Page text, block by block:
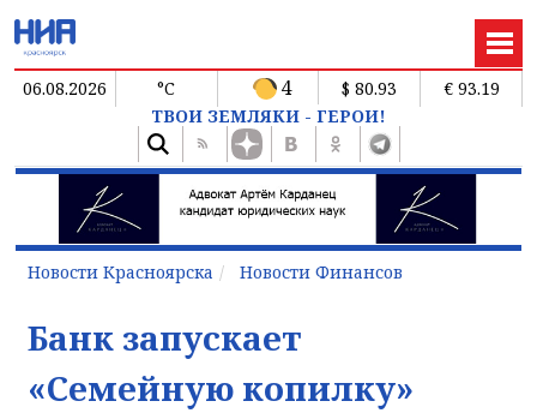
06.08.2026 °C 4 $ 80.93
€ 93.19
ТВОИ ЗЕМЛЯКИ - ГЕРОИ!
Новости Красноярска Новости Финансов
Банк запускает
«Семейную копилку»